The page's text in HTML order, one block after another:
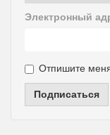
Электронный
Отпишите
Подписаться